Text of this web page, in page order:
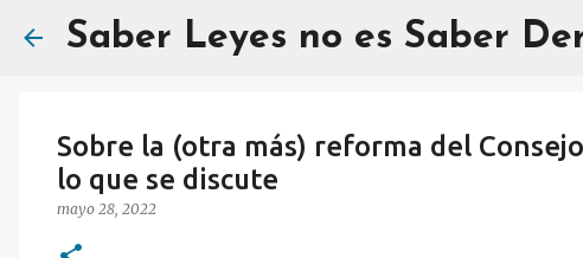
Saber Leyes no es Saber
Sobre la (otra más) reforma del
lo que se discute
mayo 28, 2022